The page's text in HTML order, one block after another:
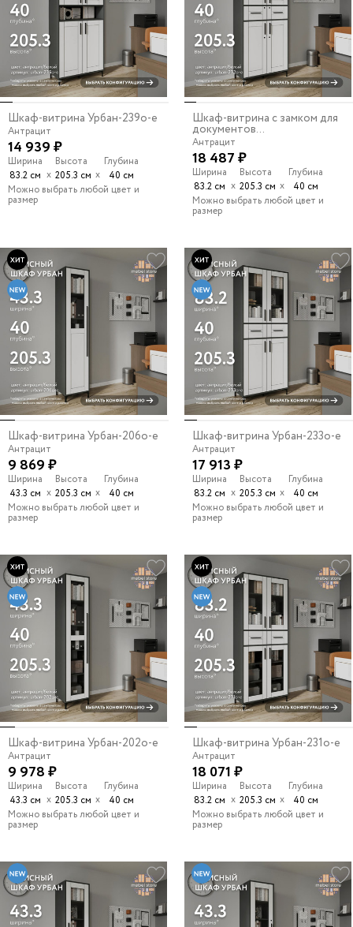
Шкаф-витрина Урбан-239o-e
Антрацит
14 939 ₽
Ширина
83.2 см х
Высота
205.3 см х
Глубина
40 см
Можно выбрать любой цвет и
размер
Шкаф-витрина с замком для
документов...
Антрацит
18 487 ₽
Ширина
83.2 см х
Высота
205.3 см х
Глубина
40 см
Можно выбрать любой цвет и
размер
Шкаф-витрина Урбан-206o-e
Антрацит
9 869 ₽
Ширина
43.3 см х
Высота
205.3 см х
Глубина
40 см
Можно выбрать любой цвет и
размер
Шкаф-витрина Урбан-233o-e
Антрацит
17 913 ₽
Ширина
83.2 см х
Высота
205.3 см х
Глубина
40 см
Можно выбрать любой цвет и
размер
Шкаф-витрина Урбан-202o-e
Антрацит
9 978 ₽
Ширина
43.3 см х
Высота
205.3 см х
Глубина
40 см
Можно выбрать любой цвет и
размер
Шкаф-витрина Урбан-231o-e
Антрацит
18 071 ₽
Ширина
83.2 см х
Высота
205.3 см х
Глубина
40 см
Можно выбрать любой цвет и
размер